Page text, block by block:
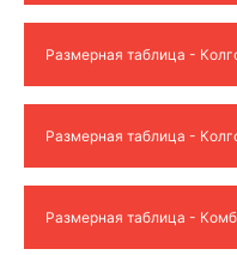
Размерная таблица -
Размерная таблица -
Размерная таблица -